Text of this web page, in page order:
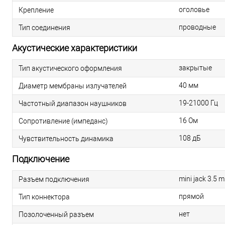
Крепление оголовье
Тип соединения проводные
Акустические характеристики
Тип акустического оформления закрытые
Диаметр мембраны излучателей 40 мм
Частотный диапазон наушников 19-21000 Гц
Сопротивление (импеданс) 16 Ом
Чувствительность динамика 108 дБ
Подключение
Разъем подключения mini jack 3.5
Тип коннектора прямой
Позолоченный разъем нет